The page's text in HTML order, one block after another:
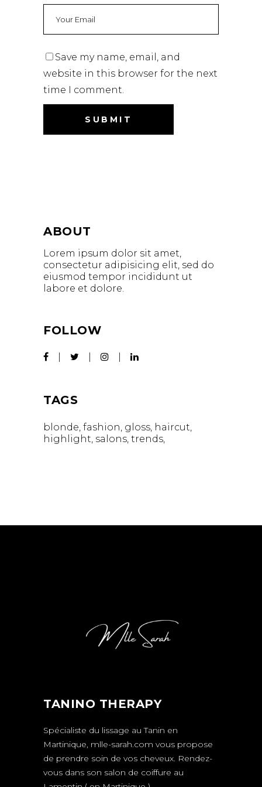
Save my name, email, and
website in this browser for the next
time I comment.
ABOUT
Lorem ipsum dolor sit amet,
consectetur adipisicing elit, sed do
eiusmod tempor incididunt ut
labore et dolore.
FOLLOW
TAGS
blonde fashion gloss haircut
highlight salons trends
TANINO THERAPY
Spécialiste du lissage au Tanin en
Martinique, mlle-sarah.com vous propose
de prendre soin de vos cheveux. Rendez-
vous dans son salon de coiffure au